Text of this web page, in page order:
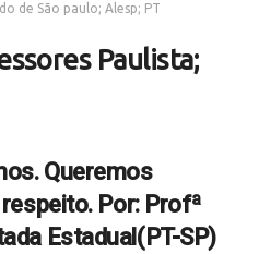
de São paulo; Alesp; PT
Paulista;
Queremos
Por: Profª
Estadual(PT-SP)